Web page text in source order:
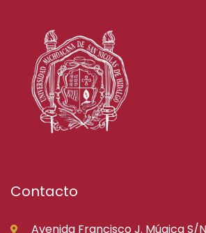
Contacto
Avenida Francisco J. Múgica S/